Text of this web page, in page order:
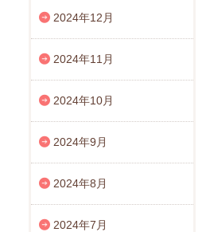
2024年12月
2024年11月
2024年10月
2024年9月
2024年8月
2024年7月